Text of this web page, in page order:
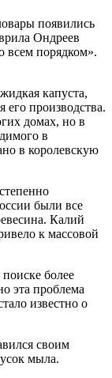
появились
Ондреев
всем порядком».
капуста,
его производства.
домах, но в
в
в королевскую
были все
Калий
к массовой
более
эта проблема
известно о
своим
мыла.